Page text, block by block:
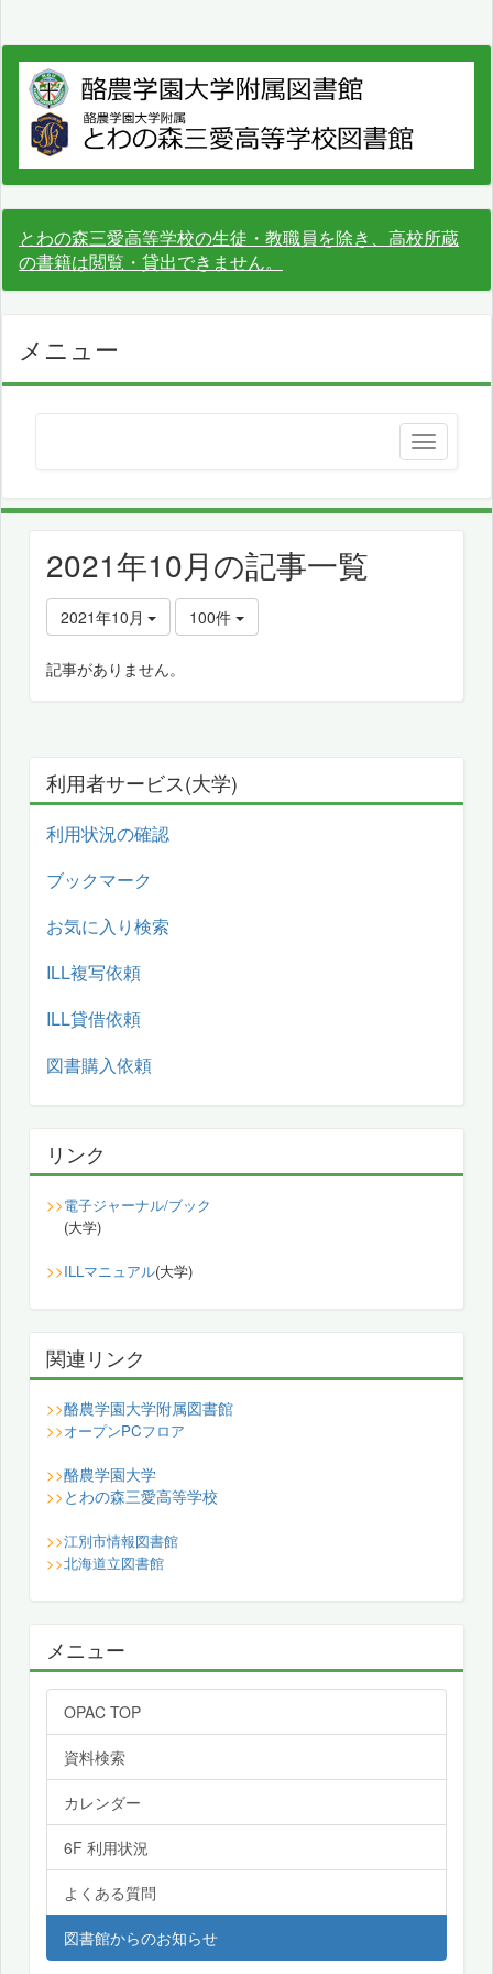
とわの森三愛高等学校の生徒・教職員を除き、高校所蔵
の書籍は閲覧・貸出できません。
メニュー
2021年10月の記事一覧
2021年10月 100件
記事がありません。
利用者サービス(大学)
利用状況の確認
ブックマーク
お気に入り検索
ILL複写依頼
ILL貸借依頼
図書購入依頼
リンク
>>電子ジャーナル/ブック
(大学)
>>ILLマニュアル(大学)
関連リンク
>>酪農学園大学附属図書館
>>オープンPCフロア
>>酪農学園大学
>> とわの森三愛高等学校
>>江別市情報図書館
>>北海道立図書館
メニュー
OPAC TOP
資料検索
カレンダー
6F 利用状況
よくある質問
図書館からのお知らせ